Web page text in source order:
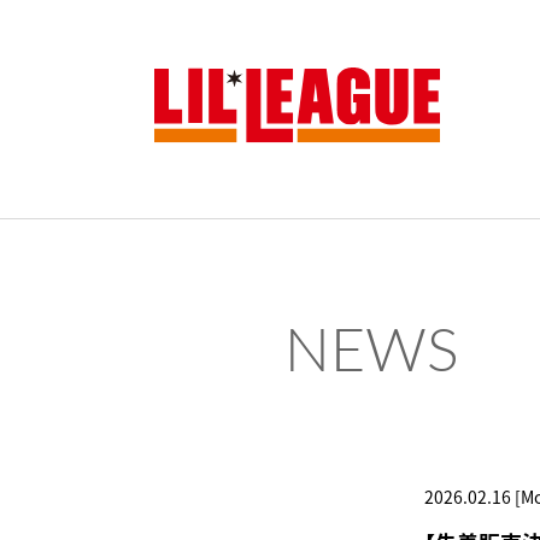
NEWS
2026.02.16